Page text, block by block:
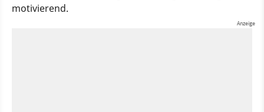
motivierend.